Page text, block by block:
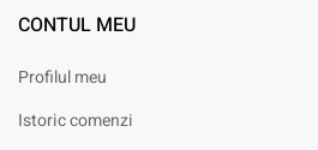
CONTUL MEU
Profilul meu
Istoric comenzi